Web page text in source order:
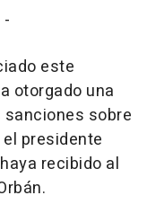
este
otorgado una
sobre
presidente
recibido al